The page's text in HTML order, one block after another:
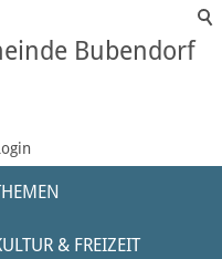
Bubendorf
& FREIZEIT